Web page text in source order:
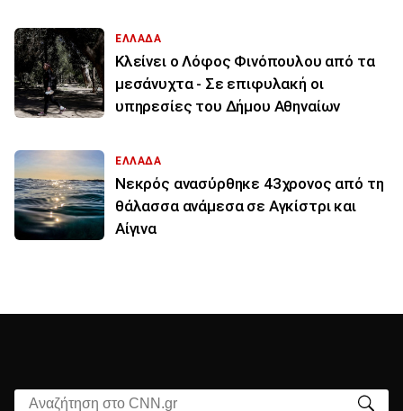
ΕΛΛΑΔΑ
Κλείνει ο Λόφος Φινόπουλου από τα
μεσάνυχτα - Σε επιφυλακή οι
υπηρεσίες του Δήμου Αθηναίων
ΕΛΛΑΔΑ
Νεκρός ανασύρθηκε 43χρονος από τη
θάλασσα ανάμεσα σε Αγκίστρι και
Αίγινα
Αναζήτηση στο CNN.gr